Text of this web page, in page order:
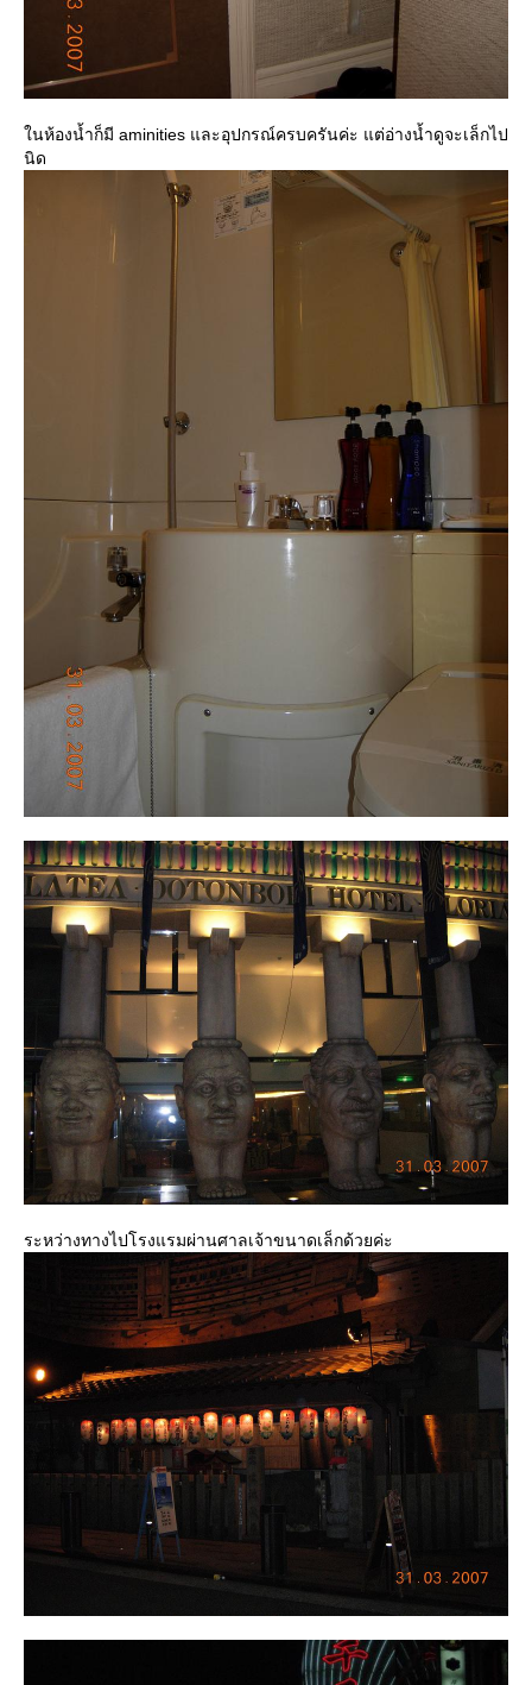
นห้องน้ำก็มี aminities และอุปกรณ์ครบครันค่ะ แต่อ่างน้ำดูจะเล็กไป
นิด
ระหว่างทางไปโรงแรมผ่านศาลเจ้าขนาดเล็กด้วยค่ะ